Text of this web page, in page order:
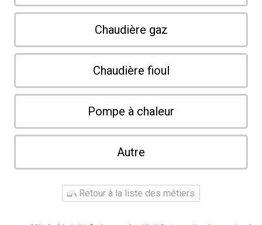
Chaudière gaz
Chaudière fioul
Pompe à chaleur
Autre
Retour à la liste des métiers